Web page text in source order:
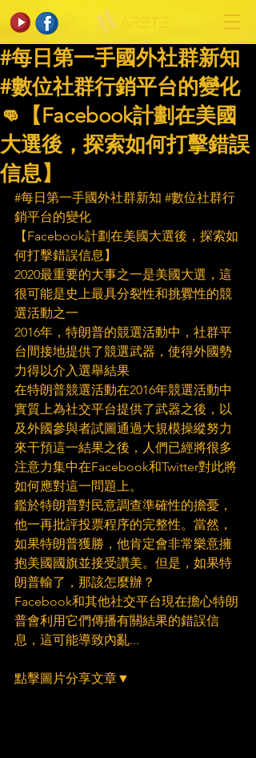
#每日第一手國外社群新知
#數位社群行銷平台的變化
👊【Facebook計劃在美國
大選後，探索如何打擊錯誤
信息】
#每日第一手國外社群新知 #數位社群行
銷平台的變化
【Facebook計劃在美國大選後，探索如
何打擊錯誤信息】
2020最重要的大事之一是美國大選，這
很可能是史上最具分裂性和挑釁性的競
選活動之一
2016年，特朗普的競選活動中，社群平
台間接地提供了競選武器，使得外國勢
力得以介入選舉結果
在特朗普競選活動在2016年競選活動中
實質上為社交平台提供了武器之後，以
及外國參與者試圖通過大規模操縱努力
來干預這一結果之後，人們已經將很多
注意力集中在Facebook和Twitter對此將
如何應對這一問題上。
鑑於特朗普對民意調查準確性的擔憂，
他一再批評投票程序的完整性。當然，
如果特朗普獲勝，他肯定會非常樂意擁
抱美國國旗並接受讚美。但是，如果特
朗普輸了，那該怎麼辦？
Facebook和其他社交平台現在擔心特朗
普會利用它們傳播有關結果的錯誤信
息，這可能導致內亂...
點擊圖片分享文章▼